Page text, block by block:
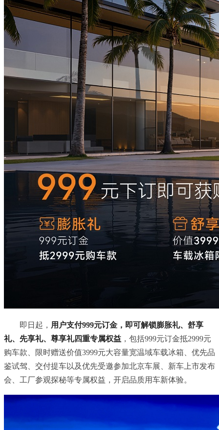
即日起， 用户支付999元订金，即可解锁膨胀礼、舒享
礼、先享礼、尊享礼四重专属权益 ，包括999元订金抵2999元
购车款、限时赠送价值3999元大容量宽温域车载冰箱、优先品
鉴试驾、交付提车以及优先受邀参加北京车展、新车上市发布
会、工厂参观探秘等专属权益，开启品质用车新体验。